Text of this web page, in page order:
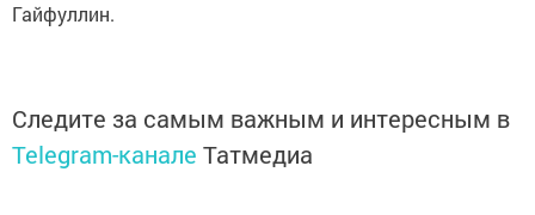
Гайфуллин.
Следите за самым важным и интересным в
Telegram-канале Татмедиа